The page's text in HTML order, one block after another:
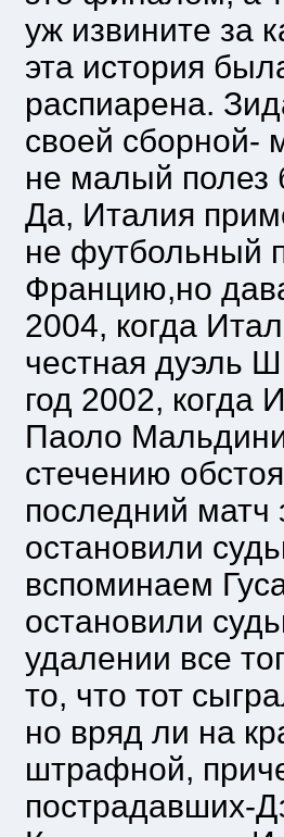
уж извините за
эта история
распиарена.
своей сборной-
не малый полез
Да, Италия
не футбольный
Францию,но
2004, когда
честная дуэль
год 2002, когда
Паоло
стечению
последний матч
остановили
вспоминаем
остановили
удалении все
то, что тот
но вряд ли на
штрафной,
пострадавших-